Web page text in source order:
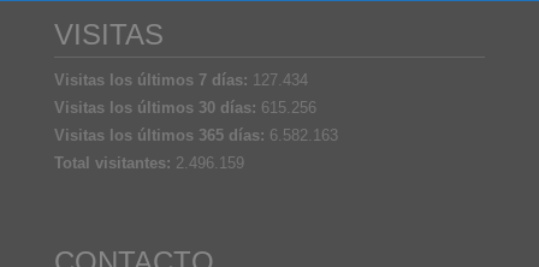
VISITAS
Visitas los últimos 7 días: 127.434
Visitas los últimos 30 días: 615.256
Visitas los últimos 365 días: 6.582.163
Total visitantes: 2.496.159